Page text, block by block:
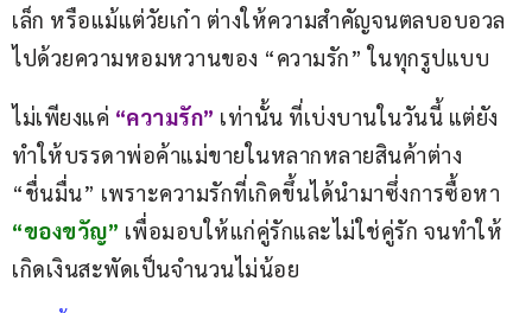
เล็ก หรือแม้แต่วัยเก๋า ต่างให้ความสำคัญจนตลบอบอวล
ไปด้วยความหอมหวานของ “ความรัก” ในทุกรูปแบบ
ไม่เพียงแค่ “ความรัก” เท่านั้น ที่เบ่งบานในวันนี้ แต่ยัง
ทำให้บรรดาพ่อค้าแม่ขายในหลากหลายสินค้าต่าง
“ชื่นมื่น” เพราะความรักที่เกิดขึ้นได้นำมาซึ่งการซื้อหา
“ของขวัญ” เพื่อมอบให้แก่คู่รักและไม่ใช่คู่รัก จนทำให้
เกิดเงินสะพัดเป็นจำนวนไม่น้อย